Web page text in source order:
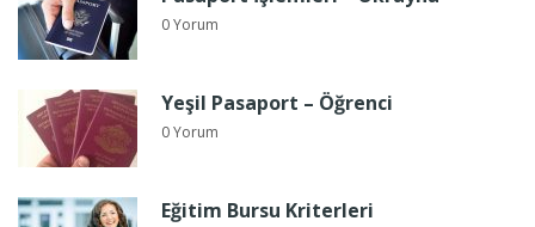
0 Yorum
Yeşil Pasaport – Öğrenci
0 Yorum
Eğitim Bursu Kriterleri